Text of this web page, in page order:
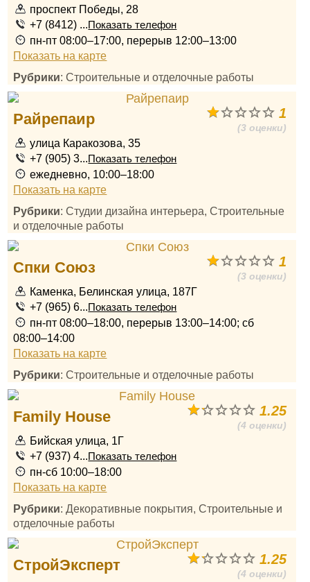
проспект Победы, 28
+7 (8412) ...Показать телефон
пн-пт 08:00–17:00, перерыв 12:00–13:00
Показать на карте
Рубрики: Строительные и отделочные работы
1
(3 оценки)
Райрепаир
улица Каракозова, 35
+7 (905) 3...Показать телефон
ежедневно, 10:00–18:00
Показать на карте
Рубрики: Студии дизайна интерьера, Строительные
и отделочные работы
1
(3 оценки)
Спки Союз
Каменка, Белинская улица, 187Г
+7 (965) 6...Показать телефон
пн-пт 08:00–18:00, перерыв 13:00–14:00; сб
08:00–14:00
Показать на карте
Рубрики: Строительные и отделочные работы
1.25
(4 оценки)
Family House
Бийская улица, 1Г
+7 (937) 4...Показать телефон
пн-сб 10:00–18:00
Показать на карте
Рубрики: Декоративные покрытия, Строительные и
отделочные работы
1.25
(4 оценки)
СтройЭксперт